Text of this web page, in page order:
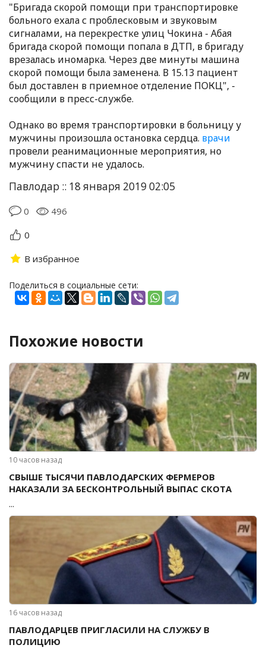
"Бригада скорой помощи при транспортировке
больного ехала с проблесковым и звуковым
сигналами, на перекрестке улиц Чокина - Абая
бригада скорой помощи попала в ДТП, в бригаду
врезалась иномарка. Через две минуты машина
скорой помощи была заменена. В 15.13 пациент
был доставлен в приемное отделение ПОКЦ", -
сообщили в пресс-службе.
Однако во время транспортировки в больницу у
мужчины произошла остановка сердца. врачи
провели реанимационные мероприятия, но
мужчину спасти не удалось.
Павлодар :: 18 января 2019 02:05
0
496
0
В избранное
Поделиться в социальные сети:
Похожие новости
10 часов назад
СВЫШЕ ТЫСЯЧИ ПАВЛОДАРСКИХ ФЕРМЕРОВ
НАКАЗАЛИ ЗА БЕСКОНТРОЛЬНЫЙ ВЫПАС СКОТА
...
16 часов назад
ПАВЛОДАРЦЕВ ПРИГЛАСИЛИ НА СЛУЖБУ В
ПОЛИЦИЮ